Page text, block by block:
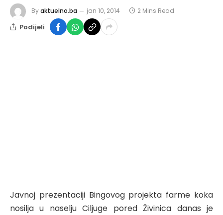
Byaktuelno.ba jan 10, 2014 2 Mins Read
Podijeli
Javnoj prezentaciji Bingovog projekta farme koka
nosilja u naselju Ciljuge pored Živinica danas je